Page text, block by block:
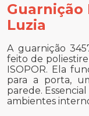
Guarnição
Luzia
A guarnição
feito de
ISOPOR. Ela
para a porta,
parede.
ambientes